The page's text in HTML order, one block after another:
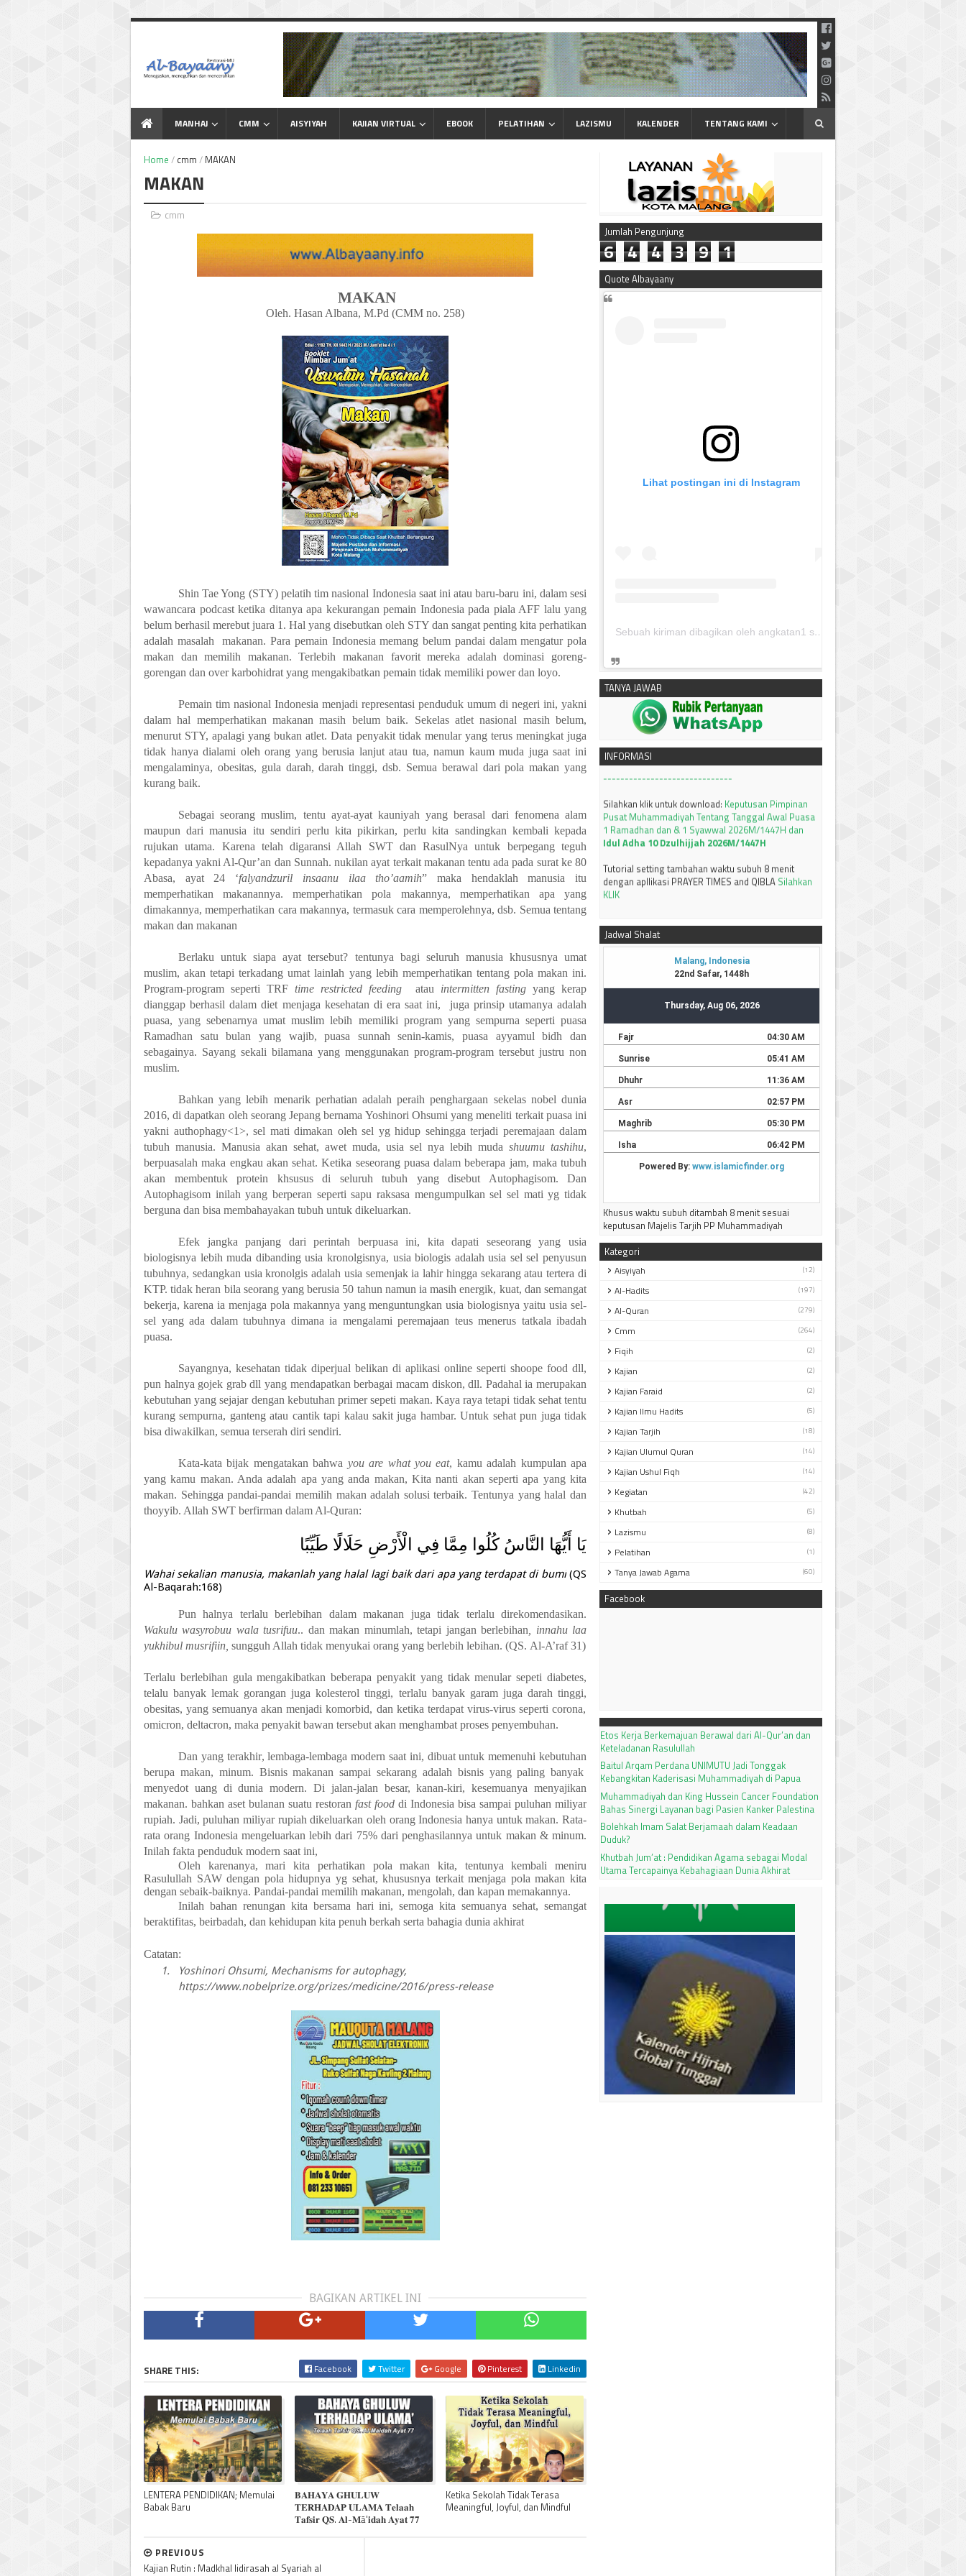
dan Mencerahkan
MANHAJ CMM AISYIYAH KAJIAN VIRTUAL EBOOK PELATIHAN LAZISMU KALENDER TENTANG KAMI
Home / cmm / MAKAN
MAKAN
cmm
MAKAN
Oleh. Hasan Albana, M.Pd (CMM no. 258)
Shin Tae Yong (STY) pelatih tim nasional Indonesia saat ini atau baru-baru ini, dalam sesi
wawancara podcast ketika ditanya apa kekurangan pemain Indonesia pada piala AFF lalu yang
belum berhasil merebut juara 1. Hal yang disebutkan oleh STY dan sangat penting kita perhatikan
adalah masalah
makanan. Para pemain Indonesiamemang belum pandai dalam mengatur pola
makan dan memilih makanan. Terlebih makanan favorit mereka adalah dominasi goreng-
gorengan dan over karbohidrat yang mengakibatkan pemain tidak memiliki power dan loyo.
Pemain tim nasional Indonesia menjadi representasi penduduk umum di negeri ini, yakni
dalam hal memperhatikan makanan masih belum baik. Sekelas atlet nasional masih belum,
menurut STY, apalagi yang bukan atlet. Data penyakit tidak menular yang terus meningkat juga
tidak hanya dialami oleh orang yang berusia lanjut atau tua, namun kaum muda juga saat ini
mengalaminya, obesitas, gula darah, darah tinggi, dsb. Semua berawal dari pola makan yang
kurang baik.
Sebagai seorang muslim, tentu ayat-ayat kauniyah yang berasal dari fenomena alam
maupun dari manusia itu sendiri perlu kita pikirkan, perlu kita sandingkan kembali kepada
rujukan utama. Karena telah digaransi Allah SWT dan RasulNya untuk berpegang teguh
kepadanya yakni Al-Qur’an dan Sunnah. nukilan ayat terkait makanan tentu ada pada surat ke 80
Abasa, ayat 24 ‘falyandzuril insaanu ilaa tho’aamih” maka hendaklah manusia itu
memperhatikan makanannya. memperhatikan pola makannya, memperhatikan apa yang
dimakannya, memperhatikan cara makannya, termasuk cara memperolehnya,dsb. Semua tentang
makan dan makanan
Berlaku untuk siapa ayat tersebut? tentunya bagi seluruh manusia khususnya umat
muslim, akan tetapi terkadang umat lainlah yang lebih memperhatikan tentang pola makan ini.
Program-program seperti TRFtime restricted feeding atau intermitten fastingyang kerap
dianggap berhasil dalam diet menjaga kesehatan di era saat ini,
juga prinsip utamanya adalah
puasa,yang sebenarnya umat muslim lebih memiliki program yang sempurna seperti puasa
Ramadhan satu bulan yang wajib, puasa sunnah senin-kamis, puasa ayyamul bidh dan
sebagainya. Sayang sekali bilamana yang menggunakan program-program tersebut justru non
muslim.
Bahkan yang lebih menarik perhatian adalah peraih penghargaan sekelas nobel dunia
2016, di dapatkan oleh seorang Jepang bernama Yoshinori Ohsumi yang meneliti terkait puasa ini
yakni authophagy<1>, sel mati dimakan oleh sel yg hidup sehingga terjadi peremajaan dalam
tubuh manusia. Manusia akan sehat, awet muda, usia sel nya lebih muda shuumu tashihu,
berpuasalah maka engkau akan sehat. Ketika seseorang puasa dalambeberapa jam, maka tubuh
akan membentuk protein khsusus di seluruh tubuh yang disebut Autophagisom. Dan
Autophagisom inilah yang berperan seperti sapu raksasa mengumpulkan sel sel mati yg tidak
berguna dan bisa membahayakan tubuh untuk dikeluarkan.
Efek jangka panjang dari perintah berpuasa ini, kita dapati seseorang yang usia
biologisnya lebih muda dibanding usia kronolgisnya, usia biologis adalah usia sel sel penyusun
tubuhnya, sedangkan usia kronolgis adalah usia semenjak ia lahir hingga sekarang atau tertera di
KTP. tidak heran bila seorang yang berusia 50 tahun namun ia masih energik, kuat, dan semangat
bekerja, karena ia menjaga pola makannya yang menguntungkan usia biologisnya yaitu usia sel-
sel yang ada dalam tubuhnya dimana ia mengalami peremajaan teus menerus tatkala ibadah
puasa.
Sayangnya, kesehatan tidak diperjual belikan di aplikasi online seperti shoope food dll,
pun halnya gojek grab dll yang mendapatkan berbagai macam diskon, dll. Padahal ia merupakan
kebutuhan yang sejajar dengan kebutuhan primer sepeti makan. Kaya raya tetapi tidak sehat tentu
kurang sempurna, ganteng atau cantik tapi kalau sakit juga hambar. Untuk sehat pun juga tidak
bisa diwakilkan, semua terserah diri sendiri.
Kata-kata bijak mengatakan bahwa you are what you eat, kamu adalah kumpulan apa
yang kamu makan. Anda adalah apa yang anda makan, Kita nanti akan seperti apa yang kita
makan. Sehingga pandai-pandai memilih makan adalah solusi terbaik. Tentunya yang halal dan
thoyyib. Allah SWT berfirman dalam Al-Quran:
يَا أَيُّهَا النَّاسُ كُلُوا مِمَّا فِي الْأَرْضِ حَلَالًا طَيِّبًا
Wahai sekalian manusia, makanlah yang halal lagi baik dari apa yang terdapat di bumi(QS
Al-Baqarah:168)
Pun halnya terlalu berlebihan dalam makanan juga tidak terlalu direkomendasikan.
Wakulu wasyrobuu wala tusrifuu.. dan makan minumlah, tetapi jangan berlebihan , innahu laa
yukhibul musrifiin, sungguh Allah tidak menyukai orang yang berlebih lebihan. (QS. Al-A’raf 31)
Terlalu berlebihan gula mengakibatkan beberapa penyakit yang tidak menular sepeti diabetes,
telalu banyak lemak gorangan juga kolesterol tinggi, terlalu banyak garam juga darah tinggi,
obesitas, yang semuanya akan menjadi komorbid, dan ketika terdapat virus-virus seperti corona,
omicron, deltacron, maka penyakit bawan tersebut akan menghambat proses penyembuhan.
Dan yang terakhir, lembaga-lembaga modernsaat ini, dibuat untuk memenuhi kebutuhan
berupa makan, minum. Bisnis makanan sampai sekarang adalah bisnis yang paling banyak
menyedot uang di dunia modern. Di jalan-jalan besar, kanan-kiri, kesemuanya menyajikan
makanan. bahkan aset bulanan suatu restoran fast food di Indonesia bisa sampai puluhan miliyar
rupiah. Jadi, puluhan miliyar rupiah dikeluarkan oleh orang Indonesia hanya untuk makan. Rata-
rata orang Indonesia mengeluarkan lebih dari 75% dari penghasilannya untuk makan & minum.
Inilah fakta penduduk modern saat ini,
Oleh karenanya, mari kita perhatikan pola makan kita, tentunyakembali meniru
Rasulullah SAWdengan pola hidupnya yg sehat, khususnya terkait menjaga pola makan kita
dengan sebaik-baiknya. Pandai-pandai memilih makanan, mengolah, dan kapan memakannya.
Inilah bahan renungan kita bersama hari ini, semoga kita semuanya sehat, semangat
beraktifitas, beirbadah, dan kehidupan kita penuh berkah serta bahagia dunia akhirat
Catatan:
1.
Yoshinori Ohsumi, Mechanisms for autophagy,
https://www.nobelprize.org/prizes/medicine/2016/press-release
BAGIKAN ARTIKEL INI
SHARE THIS: Facebook Twitter Google Pinterest Linkedin
LENTERA PENDIDIKAN; Memulai
Babak Baru
𝐁𝐀𝐇𝐀𝐘𝐀 𝐆𝐇𝐔𝐋𝐔𝐖
𝐓𝐄𝐑𝐇𝐀𝐃𝐀𝐏 𝐔𝐋𝐀𝐌𝐀 𝐓𝐞𝐥𝐚𝐚𝐡
𝐓𝐚𝐟𝐬𝐢𝐫 𝐐𝐒. 𝐀𝐥-𝐌ā'𝐢𝐝𝐚𝐡 𝐀𝐲𝐚𝐭 𝟕𝟕
Ketika Sekolah Tidak Terasa
Meaningful, Joyful, dan Mindful
PREVIOUS
Kajian Rutin : Madkhal lidirasah al Syariah al
Jumlah Pengunjung
6 4 4 3 9 1
Quote Albayaany
Lihat postingan ini di Instagram
Sebuah kiriman dibagikan oleh angkatan1 skmm 2020 (@albayaanyinfo)
TANYA JAWAB
INFORMASI
silahkan klik untuk download:Keputusan Pimpinan
Pusat Muhammadiyah, Tentang Tanfidz Keputusan
Munas XXXI Tarjih: Tentang KRITERIA AWAL WAKTU
------------------------------
1 Ramadhan dan & 1 Syawwal 2026M/1447H dan
Idul Adha 10 Dzulhijjah 2026M/1447H
Tutorial setting tambahan waktu subuh 8 menit
dengan apllikasi PRAYER TIMES and QIBLA
KLIK
JADWAL IMSAKIYAH BULAN RAMADHAN 1447 H /
-----------------------------Terima kasih
Jadwal Shalat
Khusus waktu subuh ditambah 8 menit sesuai
keputusan Majelis Tarjih PP Muhammadiyah
Kategori
Aisyiyah (12)
Al-Hadits (197)
Al-Quran (279)
Cmm (264)
Fiqih (2)
Kajian (2)
Kajian Faraid (2)
Kajian Ilmu Hadits (5)
Kajian Tarjih (18)
Kajian Ulumul Quran (14)
Kajian Ushul Fiqh (14)
Kegiatan (42)
Khutbah (5)
Lazismu (8)
Pelatihan (1)
Tanya Jawab Agama (60)
Facebook
Etos Kerja Berkemajuan Berawal dari Al-Qur’an dan
Keteladanan Rasulullah
Baitul Arqam Perdana UNIMUTU Jadi Tonggak
Kebangkitan Kaderisasi Muhammadiyah di Papua
Muhammadiyah dan King Hussein Cancer Foundation
Bahas Sinergi Layanan bagi Pasien Kanker Palestina
Bolehkah Imam Salat Berjamaah dalam Keadaan
Duduk?
Khutbah Jum’at : Pendidikan Agama sebagai Modal
Utama Tercapainya Kebahagiaan Dunia Akhirat